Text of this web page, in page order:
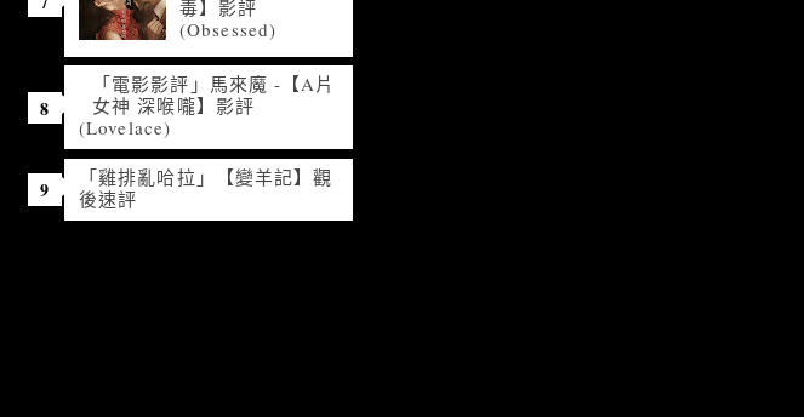
毒】影評
(Obsessed)
「電影影評」馬來魔 -【A片
女神 深喉嚨】影評
(Lovelace)
「雞排亂哈拉」【變羊記】觀
後速評